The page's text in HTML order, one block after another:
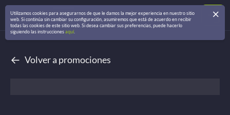
← Volver a promociones
Utilizamos cookies para asegurarnos de que le damos la mejor experiencia en nuestro sitio
web. Si continúa sin cambiar su configuración, asumiremos que está de acuerdo en recibir
todas las cookies de este sitio web. Si desea cambiar sus preferencias, puede hacerlo
siguiendo las instruccionesaquí